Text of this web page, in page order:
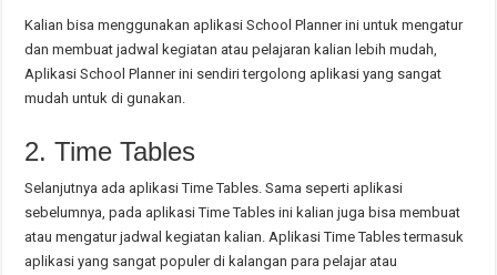
Kalian bisa menggunakan aplikasi School Planner ini untuk mengatur
dan membuat jadwal kegiatan atau pelajaran kalian lebih mudah,
Aplikasi School Planner ini sendiri tergolong aplikasi yang sangat
mudah untuk di gunakan.
2. Time Tables
Selanjutnya ada aplikasi Time Tables. Sama seperti aplikasi
sebelumnya, pada aplikasi Time Tables ini kalian juga bisa membuat
atau mengatur jadwal kegiatan kalian. Aplikasi Time Tables termasuk
aplikasi yang sangat populer di kalangan para pelajar atau